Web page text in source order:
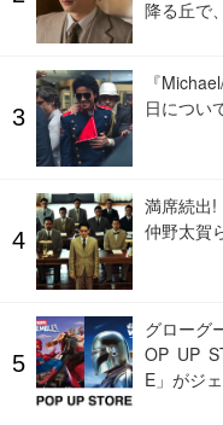
降る丘で
『
日につい
満席続出!
仲野太賀
グローグ
OP UP
E」がジ